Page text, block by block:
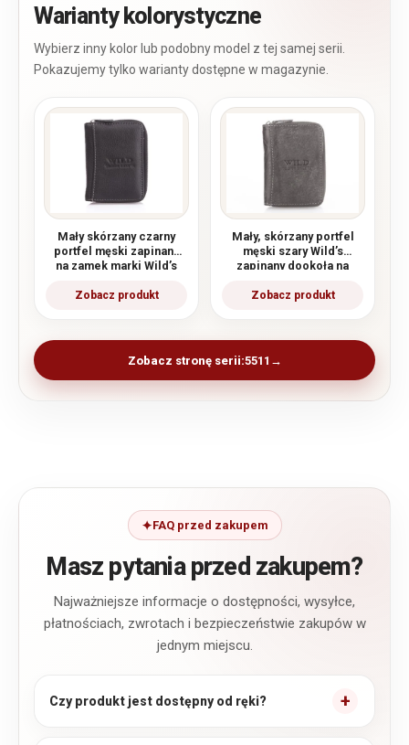
Warianty kolorystyczne
Mały skórzany czarny
portfel męski zapinany
na zamek marki Wild’s
Mały, skórzany portfel
męski szary Wild’s
zapinany dookoła na
Zobacz stronę serii:5511
FAQ przed zakupem
Masz pytania przed zakupem?
Najważniejsze informacje o dostępności, wysyłce,
płatnościach, zwrotach i bezpieczeństwie zakupów w
jednym miejscu.
Czy produkt jest dostępny od ręki?